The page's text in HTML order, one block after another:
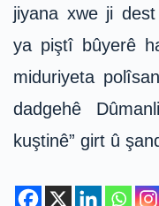
jiyana xwe ji
ya piştî bûyerê
miduriyeta
dadgehê
kuştinê” girt û